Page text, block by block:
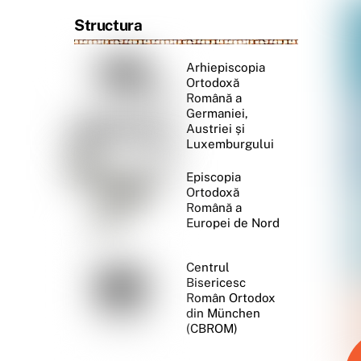
Structura
Arhiepiscopia
Ortodoxă
Română a
Germaniei,
Austriei și
Luxemburgului
Episcopia
Ortodoxă
Română a
Europei de Nord
Centrul
Bisericesc
Român Ortodox
din München
(CBROM)